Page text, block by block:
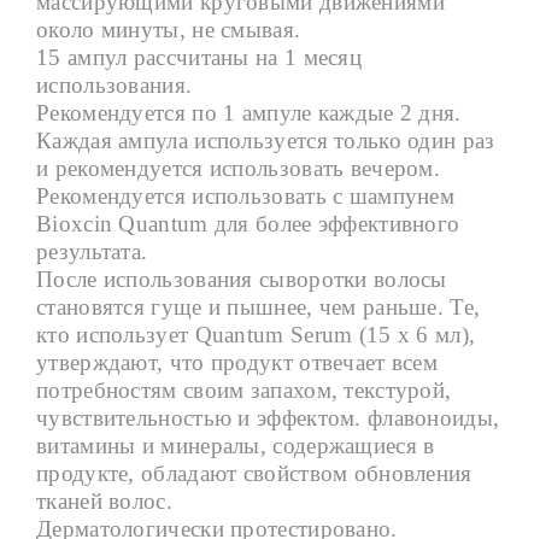
около минуты, не смывая.
15 ампул рассчитаны на 1 месяц
использования.
Рекомендуется по 1 ампуле каждые 2 дня.
Каждая ампула используется только один раз
и рекомендуется использовать вечером.
Рекомендуется использовать с шампунем
Bioxcin Quantum для более эффективного
результата.
После использования сыворотки волосы
становятся гуще и пышнее, чем раньше. Те,
кто использует Quantum Serum (15 x 6 мл),
утверждают, что продукт отвечает всем
потребностям своим запахом, текстурой,
чувствительностью и эффектом. флавоноиды,
витамины и минералы, содержащиеся в
продукте, обладают свойством обновления
тканей волос.
Дерматологически протестировано.